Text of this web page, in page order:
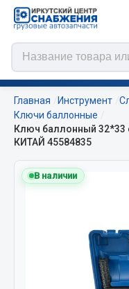
ЦЕПИ РОССИЯ
Главная Инструмент
Ключи баллонные
Ключ баллонный
КИТАЙ 45584835
В наличии